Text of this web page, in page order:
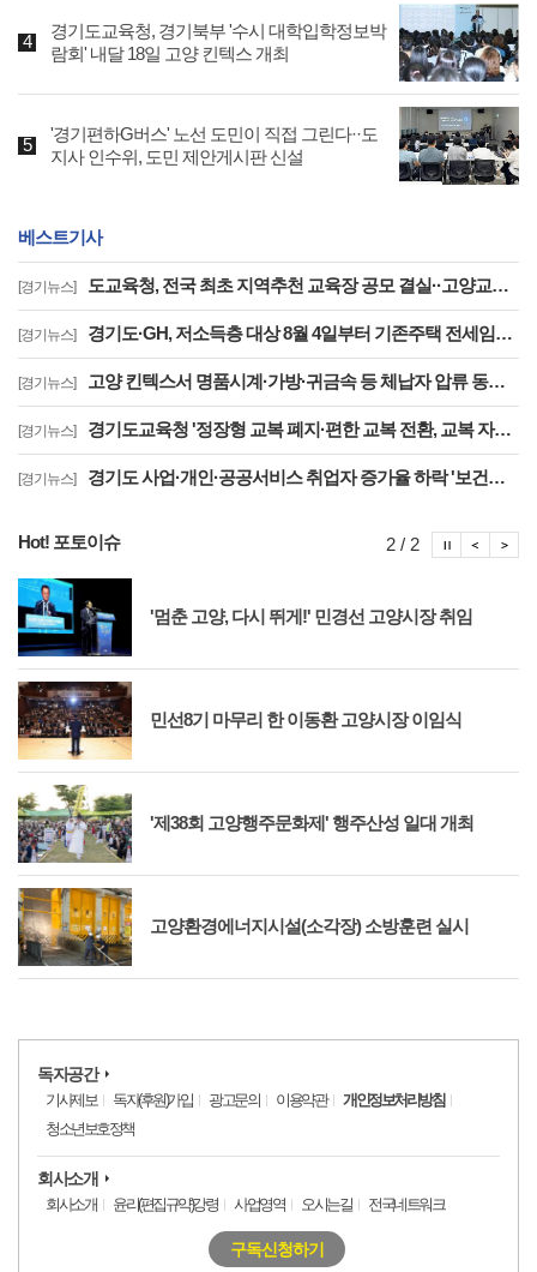
경기도교육청, 경기북부 '수시 대학입학정보박
람회' 내달 18일 고양 킨텍스 개최
'경기편하G버스' 노선 도민이 직접 그린다··도
지사 인수위, 도민 제안게시판 신설
베스트기사
[경기뉴스] 도교육청, 전국 최초 지역추천 교육장 공모 결실··고양교육청 강현주 교육장 선발
[경기뉴스] 경기도·GH, 저소득층 대상 8월 4일부터 기존주택 전세임대 입주자 상시 모집
[경기뉴스] 고양 킨텍스서 명품시계·가방·귀금속 등 체납자 압류 동산 620점 공개 경매
[경기뉴스] 경기도교육청 '정장형 교복 폐지·편한 교복 전환, 교복 자율화 공론화' 추진
[경기뉴스] 경기도 사업·개인·공공서비스 취업자 증가율 하락 '보건업 성장 둔화가 주원인'
Hot! 포토이슈
'멈춘 고양, 다시 뛰게!' 민경선 고양시장 취임
민선8기 마무리 한 이동환 고양시장 이임식
'제38회 고양행주문화제' 행주산성 일대 개최
고양환경에너지시설(소각장) 소방훈련 실시
2 / 2 포
포토이
독자공간
기사제보 독자(후원)가입 광고문의 이용약관
개인정보처리방침
청소년보호정책
회사소개
회사소개 윤리(편집규약)강령 사업영역 오시는길 전국네트워크
구독신청하기